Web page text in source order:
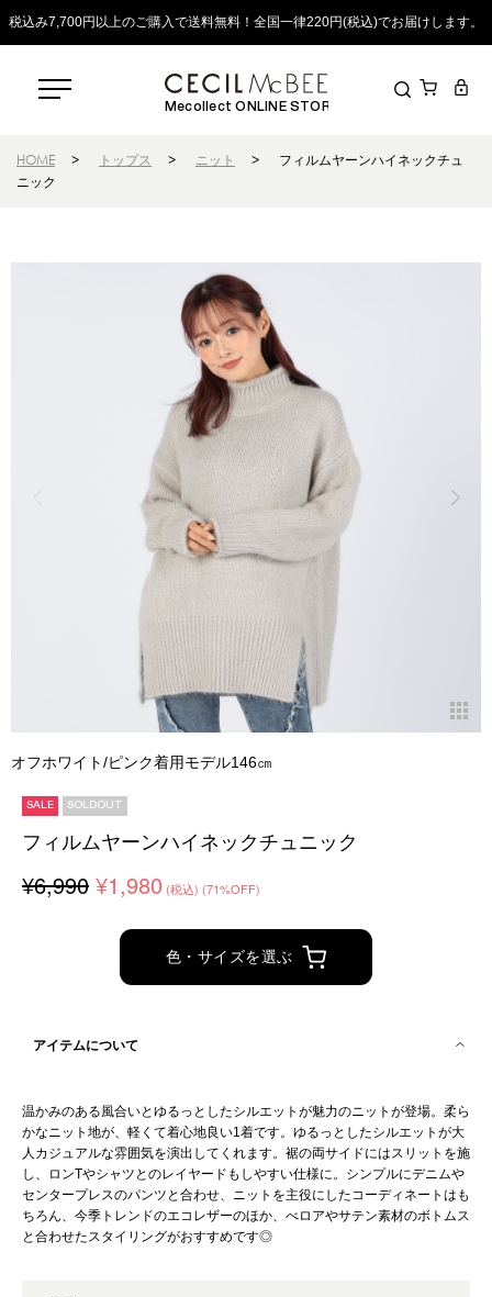
税込み7,700円以上のご購入で送料無料！全国一律220円(税込)でお届けします。
Mecollect ONLINE STORE
HOME > トップス > ニット >
フィルムヤーンハイネックチュ
ニック
オフホワイト/ピンク着用モデル146㎝
SALE SOLDOUT
フィルムヤーンハイネックチュニック
¥6,990 ¥1,980 (税込) (71%OFF)
色・サイズを選ぶ
アイテムについて
温かみのある風合いとゆるっとしたシルエットが魅力のニットが登場。柔ら
かなニット地が、軽くて着心地良い1着です。ゆるっとしたシルエットが大
人カジュアルな雰囲気を演出してくれます。裾の両サイドにはスリットを施
し、ロンTやシャツとのレイヤードもしやすい仕様に。シンプルにデニムや
センタープレスのパンツと合わせ、ニットを主役にしたコーディネートはも
ちろん、今季トレンドのエコレザーのほか、べロアやサテン素材のボトムス
と合わせたスタイリングがおすすめです◎